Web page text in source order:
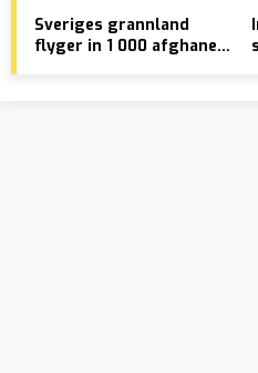
Sveriges grannland
flyger in 1 000 afghaner